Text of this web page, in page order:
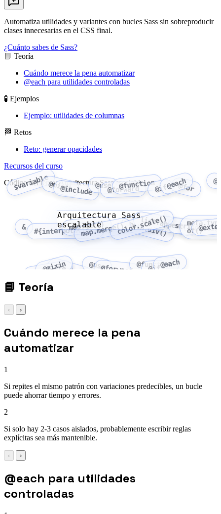
Automatiza utilidades y variantes con bucles Sass sin sobreproducir
clases innecesarias en el CSS final.
¿Cuánto sabes de Sass?
📘 Teoría
Cuándo merece la pena automatizar
@each para utilidades controladas
🧪 Ejemplos
Ejemplo: utilidades de columnas
🏁 Retos
Reto: generar opacidades
Recursos del curso
Código del tema: Arquitectura Sass escalable
$variable@mixin@include @use@forward
@function@if@each@for
& #{interpolation}
map.get()
map.merge()color.scale()
math.div()
list.append()of()
$variable
@mixin@include @use@forward @function
@if@each
Arquitectura Sass
escalable
📘 Teoría
‹ ›
Cuándo merece la pena
automatizar
1
Si repites el mismo patrón con variaciones predecibles, un bucle
puede ahorrar tiempo y errores.
2
Si solo hay 2-3 casos aislados, probablemente escribir reglas
explícitas sea más mantenible.
‹ ›
@each para utilidades
controladas